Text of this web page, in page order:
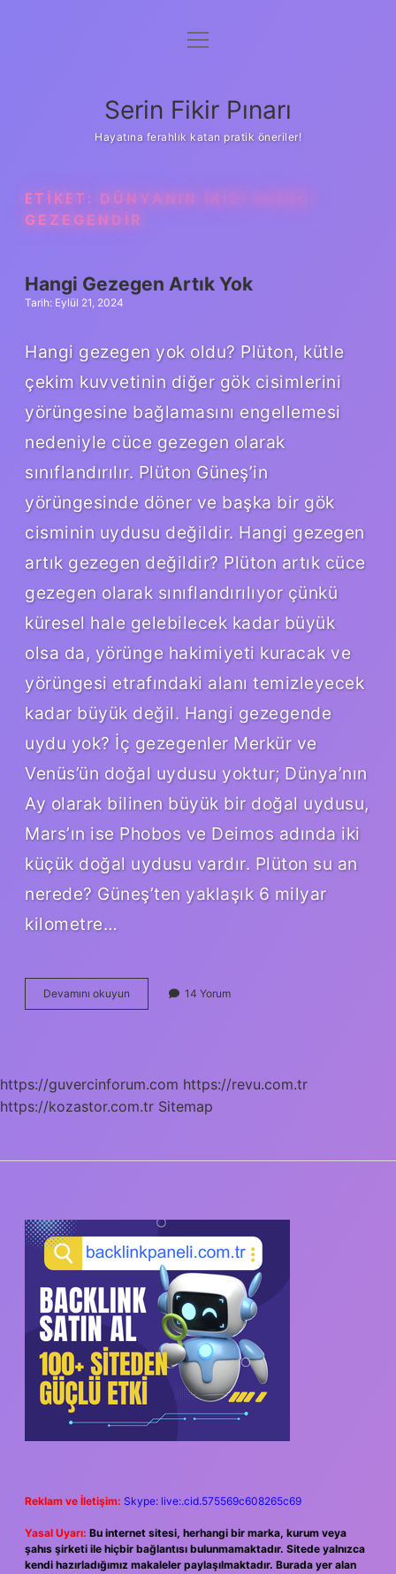
Gizlilik Politikası
Yasal Uyarı
menüyü
Serin Fikir Pınarı
Hayatına ferahlık katan pratik öneriler!
ETIKET: DÜNYANIN IKIZI HANGI
GEZEGENDIR
Hangi Gezegen Artık Yok
Tarih: Eylül 21, 2024
Hangi gezegen yok oldu? Plüton, kütle
çekim kuvvetinin diğer gök cisimlerini
yörüngesine bağlamasını engellemesi
nedeniyle cüce gezegen olarak
sınıflandırılır. Plüton Güneş’in
yörüngesinde döner ve başka bir gök
cisminin uydusu değildir. Hangi gezegen
artık gezegen değildir? Plüton artık cüce
gezegen olarak sınıflandırılıyor çünkü
küresel hale gelebilecek kadar büyük
olsa da, yörünge hakimiyeti kuracak ve
yörüngesi etrafındaki alanı temizleyecek
kadar büyük değil. Hangi gezegende
uydu yok? İç gezegenler Merkür ve
Venüs’ün doğal uydusu yoktur; Dünya’nın
Ay olarak bilinen büyük bir doğal uydusu,
Mars’ın ise Phobos ve Deimos adında iki
küçük doğal uydusu vardır. Plüton su an
nerede? Güneş’ten yaklaşık 6 milyar
kilometre…
Devamını okuyun
Gezegen
14 Yorum
https://guvercinforum.com https://revu.com.tr
https://kozastor.com.tr Sitemap
SIDEBAR
Reklam ve İletişim: Skype: live:.cid.575569c608265c69
Yasal Uyarı: Bu internet sitesi, herhangi bir marka, kurum veya
şahıs şirketi ile hiçbir bağlantısı bulunmamaktadır. Sitede yalnızca
kendi hazırladığımız makaleler paylaşılmaktadır. Burada yer alan